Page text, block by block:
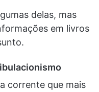
delas, mas
em livros
corrente que mais